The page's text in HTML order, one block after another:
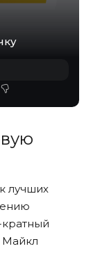
лучших
Майкл